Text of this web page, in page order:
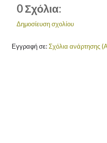
0 Σχόλια:
Δημοσίευση σχολίου
Εγγραφή σε:Σχόλια ανάρτησης